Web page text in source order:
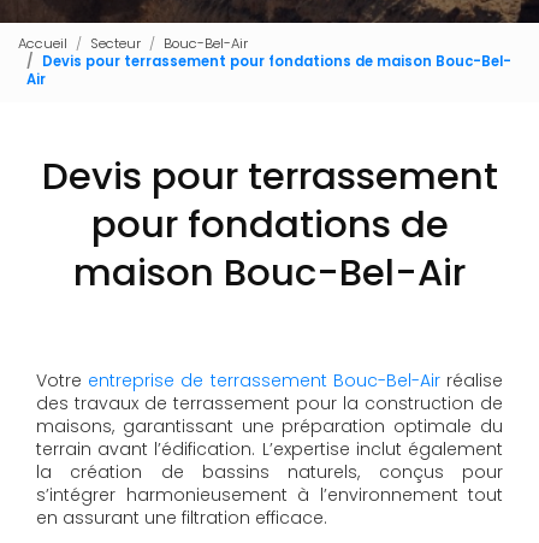
Accueil Secteur
Bouc-Bel-Air
Devis pour terrassement pour fondations de maison Bouc-Bel-
Air
Devis pour terrassement
pour fondations de
maison Bouc-Bel-Air
Votre entreprise de terrassement Bouc-Bel-Airréalise
des travaux de terrassement pour la construction de
maisons, garantissant une préparation optimale du
terrain avant l’édification. L’expertise inclut également
la création de bassins naturels, conçus pour
s’intégrer harmonieusement à l’environnement tout
en assurant une filtration efficace.